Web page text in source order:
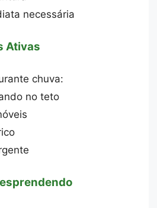
necessária
Ativas
chuva:
no teto